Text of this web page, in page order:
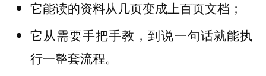
它能读的资料从几页变成上百页文档；
它从需要手把手教，到说一句话就能执
行一整套流程。